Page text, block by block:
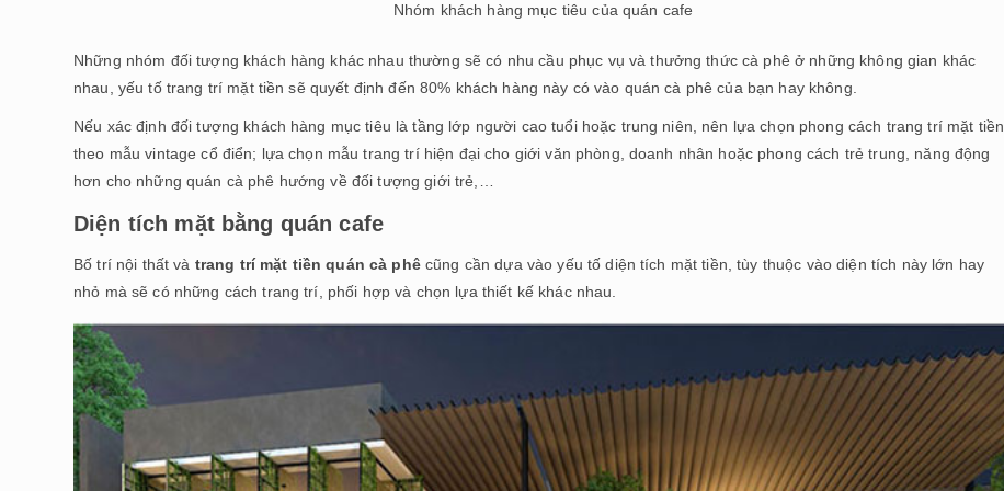
Nhóm khách hàng mục tiêu của quán cafe
Những nhóm đối tượng khách hàng khác nhau thường sẽ có nhu cầu phục vụ và thưởng thức cà phê ở những không gian khác
nhau, yếu tố trang trí mặt tiền sẽ quyết định đến 80% khách hàng này có vào quán cà phê của bạn hay không.
Nếu xác định đối tượng khách hàng mục tiêu là tầng lớp người cao tuổi hoặc trung niên, nên lựa chọn phong cách trang trí mặt tiền
theo mẫu vintage cổ điển; lựa chọn mẫu trang trí hiện đại cho giới văn phòng, doanh nhân hoặc phong cách trẻ trung, năng động
hơn cho những quán cà phê hướng về đối tượng giới trẻ,…
Diện tích mặt bằng quán cafe
Bố trí nội thất và trang trí mặt tiền quán cà phêcũng cần dựa vào yếu tố diện tích mặt tiền, tùy thuộc vào diện tích này lớn hay
nhỏ mà sẽ có những cách trang trí, phối hợp và chọn lựa thiết kế khác nhau.